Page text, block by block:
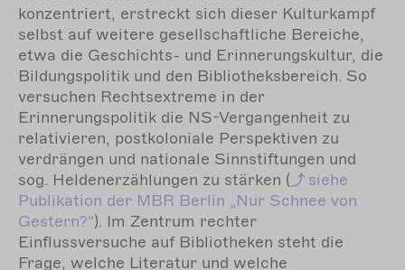
konzentriert, erstreckt sich dieser Kulturkampf
selbst auf weitere gesellschaftliche Bereiche,
etwa die Geschichts- und Erinnerungskultur, die
Bildungspolitik und den Bibliotheksbereich. So
versuchen Rechtsextreme in der
Erinnerungspolitik die NS-Vergangenheit zu
relativieren, postkoloniale Perspektiven zu
verdrängen und nationale Sinnstiftungen und
sog. Heldenerzählungen zu stärken (
siehe
Publikation der MBR Berlin „Nur Schnee von
Gestern?“). Im Zentrum rechter
Einflussversuche auf Bibliotheken steht die
Frage, welche Literatur und welche